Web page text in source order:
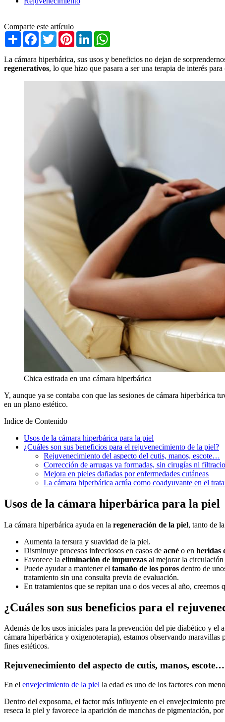
Comparte este artículo
Share Facebook
TwitterPinterestLinkedIn
La cámara hiperbárica, sus usos y beneficios no dejan de
regenerativos, lo que hizo que pasara a ser una terapia de interés
Chica estirada en una cámara hiperbárica
Y, aunque ya se contaba con que las sesiones de cámara hiperbárica
en un plano estético.
Indice de Contenido
Usos de la cámara hiperbárica para la piel
¿Cuáles son sus beneficios para el rejuvenecimiento de la piel?
Rejuvenecimiento del aspecto del cutis, manos, escote…
Corrección de arrugas ya formadas, sin cirugías ni
Mejora en pieles dañadas por enfermedades cutáneas
La cámara hiperbárica actúa como coadyuvante en el
Usos de la cámara hiperbárica para la piel
La cámara hiperbárica ayuda en la regeneración de la piel, tanto de
Aumenta la tersura y suavidad de la piel.
Disminuye procesos infecciosos en casos de acné o en heridas
Favorece la eliminación de impurezas al mejorar la
Puede ayudar a mantener el tamaño de los poros dentro de
tratamiento sin una consulta previa de evaluación.
En tratamientos que se repitan una o dos veces al año,
¿Cuáles son sus beneficios para el
Además de los usos iniciales para la prevención del pie diabético y el
cámara hiperbárica y oxigenoterapia), estamos observando maravillas
fines estéticos.
Rejuvenecimiento del aspecto de cutis, manos, escote…
En el envejecimiento de la piel la edad es uno de los factores con
Dentro del exposoma, el factor más influyente en el envejecimiento
reseca la piel y favorece la aparición de manchas de pigmentación,